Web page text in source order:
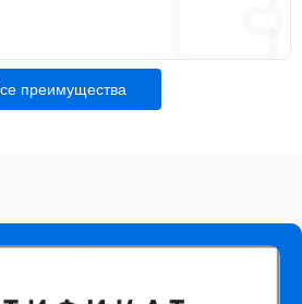
преимущества